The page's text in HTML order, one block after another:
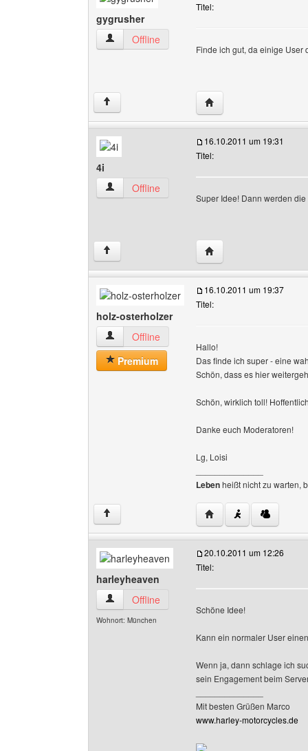
gygrusher
gygrusher Benutzer-Profile anzeigen
Offline
Titel:
Finde ich gut, da einige User
↑ Website dieses
4i
4i Benutzer-Profile anzeigen
Offline
16.10.2011 um 19:31
Titel:
Super Idee! Dann werden
↑ Website dieses
holz-osterholzer
holz-osterholzer Benutzer-Profile anzeigen
Offline
Premium
16.10.2011 um 19:37
Titel:
Hallo!
Das finde ich super - eine
Schön, dass es hier
Schön, wirklich toll!
Danke euch Moderatoren!
Lg, Loisi
Lebenheißt nicht zu warten,
↑ Website dieses
harleyheaven
harleyheaven Benutzer-Profile anzeigen
Offline
Wohnort: München
20.10.2011 um 12:26
Titel:
Schöne Idee!
Kann ein normaler User
Wenn ja, dann schlage ich
sein Engagement beim
Mit besten Grüßen Marco
www.harley-motorcycles.de